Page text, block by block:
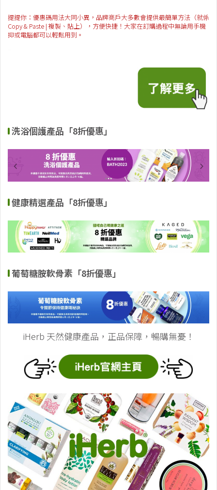
提提你：優惠碼用法大同小異，品牌商戶大多數會提供最簡單方法（就係
Copy & Paste | 複製、貼上），方便快捷！大家在訂購過程中無論用手機
抑或電腦都可以輕鬆用到。
洗浴個護產品「8折優惠」
健康精選產品「8折優惠」
葡萄糖胺軟骨素「8折優惠」
iHerb 天然健康產品，正品保障，暢購無憂！